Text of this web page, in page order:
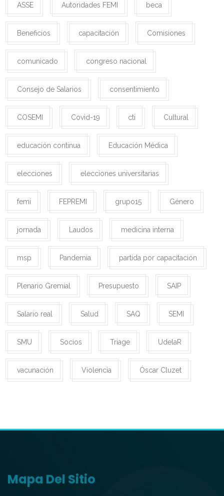
ASSE Autoridades FEMI beca
Beneficios capacitación Comisiones
comunicado congreso nacional
Consejo de Salarios consentimiento
COSEMI Covid-19 cti Cultural
educación continua Educación Médica
elecciones elecciones universitarias
femi FEPREMI grupo15 Género
jornada Laudos medicina interna
msp Pandemia partida por capacitación
Plenario Gremial Presupuesto SAIP
Salario real Salud SAQ SEMI
SMU Socios Triage UdelaR
vacunación Violencia Óscar Cluzet
Mapa Del Sitio